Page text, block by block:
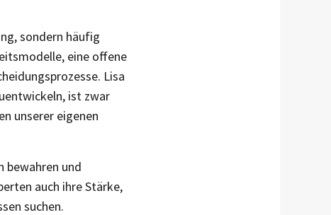
sondern häufig
eine offene
Lisa
ist zwar
unserer eigenen
bewahren und
auch ihre Stärke,
suchen.